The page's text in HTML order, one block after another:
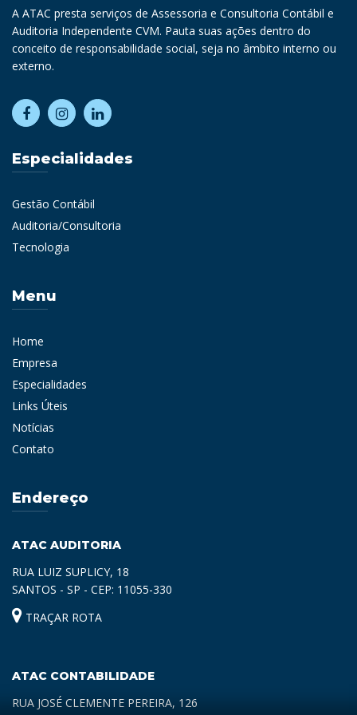
A ATAC presta serviços de Assessoria e Consultoria Contábil e
Auditoria Independente CVM. Pauta suas ações dentro do
conceito de responsabilidade social, seja no âmbito interno ou
externo.
Especialidades
Gestão Contábil
Auditoria/Consultoria
Tecnologia
Menu
Home
Empresa
Especialidades
Links Úteis
Notícias
Contato
Endereço
ATAC AUDITORIA
RUA LUIZ SUPLICY, 18
SANTOS - SP - CEP: 11055-330
TRAÇAR ROTA
ATAC CONTABILIDADE
RUA JOSÉ CLEMENTE PEREIRA, 126